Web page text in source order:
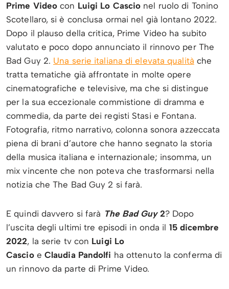
Prime Video con Luigi Lo Cascio nel ruolo di Tonino
Scotellaro, si è conclusa ormai nel già lontano 2022.
Dopo il plauso della critica, Prime Video ha subito
valutato e poco dopo annunciato il rinnovo per The
Bad Guy 2. Una serie italiana di elevata qualità che
tratta tematiche già affrontate in molte opere
cinematografiche e televisive, ma che si distingue
per la sua eccezionale commistione di dramma e
commedia, da parte dei registi Stasi e Fontana.
Fotografia, ritmo narrativo, colonna sonora azzeccata
piena di brani d’autore che hanno segnato la storia
della musica italiana e internazionale; insomma, un
mix vincente che non poteva che trasformarsi nella
notizia che The Bad Guy 2 si farà.
E quindi davvero si farà The Bad Guy2? Dopo
l’uscita degli ultimi tre episodi in onda il 15 dicembre
2022, la serie tv con Luigi Lo
Cascioe Claudia Pandolfi ha ottenuto la conferma di
un rinnovo da parte di Prime Video.